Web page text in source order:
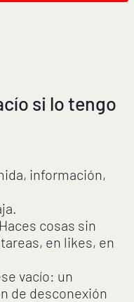
si lo tengo
información,
cosas sin
en likes, en
vacío: un
de desconexión